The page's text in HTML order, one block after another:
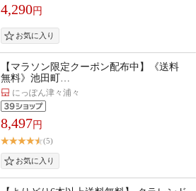
4,290円
【マラソン限定クーポン配布中】《送料
無料》池田町…
にっぽん津々浦々
8,497円
(5)